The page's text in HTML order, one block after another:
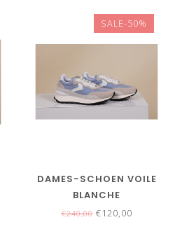
SALE-50%
DAMES-SCHOEN VOILE
BLANCHE
€240,00€120,00